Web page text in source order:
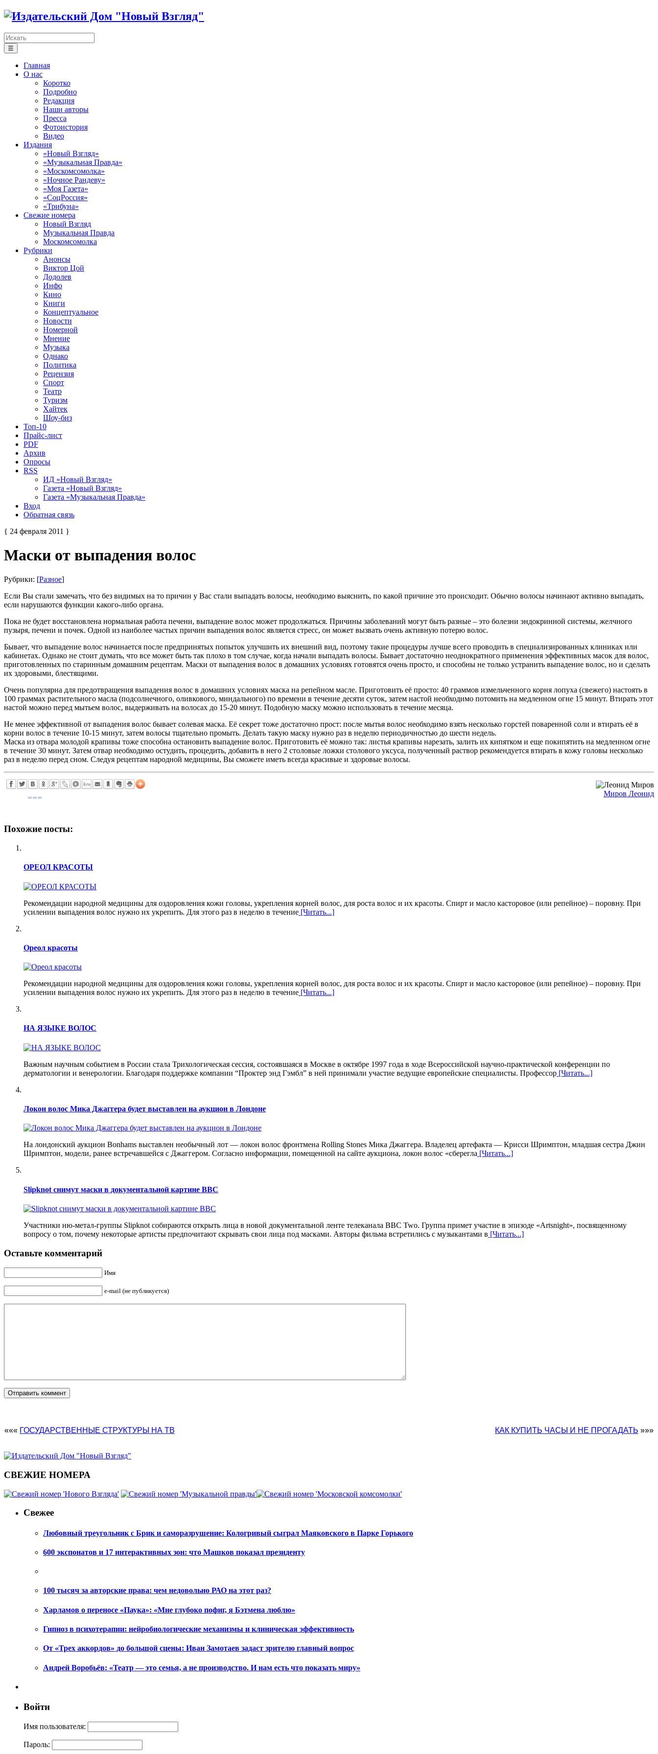
☰
Главная
О нас
Коротко
Подробно
Редакция
Наши авторы
Пресса
Фотоистория
Видео
Издания
«Новый Взгляд»
«Музыкальная Правда»
«Москомсомолка»
«Ночное Рандеву»
«Моя Газета»
«СоцРоссия»
«Трибуна»
Свежие номера
Новый Взгляд
Музыкальная Правда
Москомсомолка
Рубрики
Анонсы
Виктор Цой
Додолев
Инфо
Кино
Книги
Концептуальное
Новости
Номерной
Мнение
Музыка
Однако
Политика
Рецензия
Спорт
Театр
Туризм
Хайтек
Шоу-биз
Топ-10
Прайс-лист
PDF
Архив
Опросы
RSS
ИД «Новый Взгляд»
Газета «Новый Взгляд»
Газета «Музыкальная Правда»
Вход
Обратная связь
{ 24 февраля 2011 }
Маски от выпадения волос
Рубрики: [Разное]
Если Вы стали замечать, что без видимых на то причин у Вас стали выпадать волосы, необходимо выяснить, по какой причине это происходит. Обычно волосы начинают активно выпадать,
если нарушаются функции какого-либо органа.
Пока не будет восстановлена нормальная работа печени, выпадение волос может продолжаться. Причины заболеваний могут быть разные – это болезни эндокринной системы, желчного
пузыря, печени и почек. Одной из наиболее частых причин выпадения волос является стресс, он может вызвать очень активную потерю волос.
Бывает, что выпадение волос начинается после предпринятых попыток улучшить их внешний вид, поэтому такие процедуры лучше всего проводить в специализированных клиниках или
кабинетах. Однако не стоит думать, что все может быть так плохо в том случае, когда начали выпадать волосы. Бывает достаточно неоднократного применения эффективных масок для волос,
приготовленных по старинным домашним рецептам. Маски от выпадения волос в домашних условиях готовятся очень просто, и способны не только устранить выпадение волос, но и сделать
их здоровыми, блестящими.
Очень популярна для предотвращения выпадения волос в домашних условиях маска на репейном масле. Приготовить её просто: 40 граммов измельченного корня лопуха (свежего) настоять в
100 граммах растительного масла (подсолнечного, оливкового, миндального) по времени в течение десяти суток, затем настой необходимо потомить на медленном огне 15 минут. Втирать этот
настой можно перед мытьем волос, выдерживать на волосах до 15-20 минут. Подобную маску можно использовать в течение месяца.
Не менее эффективной от выпадения волос бывает солевая маска. Её секрет тоже достаточно прост: после мытья волос необходимо взять несколько горстей поваренной соли и втирать её в
корни волос в течение 10-15 минут, затем волосы тщательно промыть. Делать такую маску нужно раз в неделю периодичностью до шести недель.
Маска из отвара молодой крапивы тоже способна остановить выпадение волос. Приготовить её можно так: листья крапивы нарезать, залить их кипятком и еще покипятить на медленном огне
в течение 30 минут. Затем отвар необходимо остудить, процедить, добавить в него 2 столовые ложки столового уксуса, полученный раствор рекомендуется втирать в кожу головы несколько
раз в неделю перед сном. Следуя рецептам народной медицины, Вы сможете иметь всегда красивые и здоровые волосы.
Миров Леонид
Похожие посты:
ОРЕОЛ КРАСОТЫ
Рекомендации народной медицины для оздоровления кожи головы, укрепления корней волос, для роста волос и их красоты. Спирт и масло касторовое (или репейное) – поровну. При
усилении выпадения волос нужно их укрепить. Для этого раз в неделю в течение [Читать...]
Ореол красоты
Рекомендации народной медицины для оздоровления кожи головы, укрепления корней волос, для роста волос и их красоты. Спирт и масло касторовое (или репейное) – поровну. При
усилении выпадения волос нужно их укрепить. Для этого раз в неделю в течение [Читать...]
НА ЯЗЫКЕ ВОЛОС
Важным научным событием в России стала Трихологическая сессия, состоявшаяся в Москве в октябре 1997 года в ходе Всероссийской научно-практической конференции по
дерматологии и венерологии. Благодаря поддержке компании “Проктер энд Гэмбл” в ней принимали участие ведущие европейские специалисты. Профессор [Читать...]
Локон волос Мика Джаггера будет выставлен на аукцион в Лондоне
На лондонский аукцион Bonhams выставлен необычный лот — локон волос фронтмена Rolling Stones Мика Джаггера. Владелец артефакта — Крисси Шримптон, младшая сестра Джин
Шримптон, модели, ранее встречавшейся с Джаггером. Согласно информации, помещенной на сайте аукциона, локон волос «сберегла [Читать...]
Slipknot снимут маски в документальной картине BBC
Участники ню-метал-группы Slipknot собираются открыть лица в новой документальной ленте телеканала BBC Two. Группа примет участие в эпизоде «Artsnight», посвященному
вопросу о том, почему некоторые артисты предпочитают скрывать свои лица под масками. Авторы фильма встретились с музыкантами в [Читать...]
Оставьте комментарий
Имя
e-mail (не публикуется)
««« ГОСУДАРСТВЕННЫЕ СТРУКТУРЫ НА ТВ КАК КУПИТЬ ЧАСЫ И НЕ ПРОГАДАТЬ »»»
СВЕЖИЕ НОМЕРА
Свежее
Любовный треугольник с Брик и саморазрушение: Кологривый сыграл Маяковского в Парке Горького
600 экспонатов и 17 интерактивных зон: что Машков показал президенту
100 тысяч за авторские права: чем недовольно РАО на этот раз?
Харламов о переносе «Паука»: «Мне глубоко пофиг, я Бэтмена люблю»
Гипноз в психотерапии: нейробиологические механизмы и клиническая эффективность
От «Трех аккордов» до большой сцены: Иван Замотаев задаст зрителю главный вопрос
Андрей Воробьёв: «Театр — это семья, а не производство. И нам есть что показать миру»
Войти
Имя пользователя:
Пароль: